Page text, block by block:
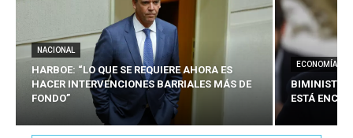
NACIONAL
HARBOE: “LO QUE SE REQUIERE AHORA ES
HACER INTERVENCIONES BARRIALES MÁS DE
FONDO”
ECONOMÍA
BIMINISTRO
ESTÁ